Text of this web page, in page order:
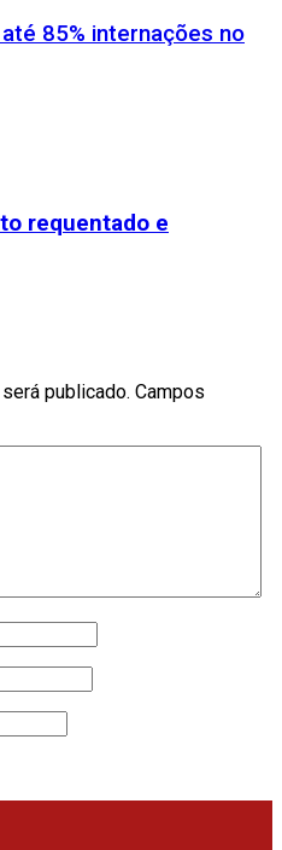
85% internações no
requentado e
publicado. Campos